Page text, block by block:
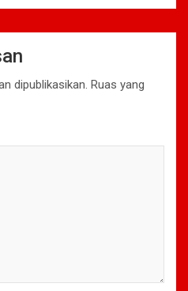
dipublikasikan. Ruas yang